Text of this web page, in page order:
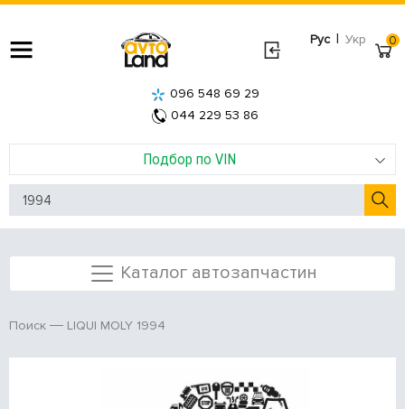
Рус | Укр
Подбор по VIN
096 548 69 29
044 229 53 86
0
Каталог автозапчастин
Поиск LIQUI MOLY 1994